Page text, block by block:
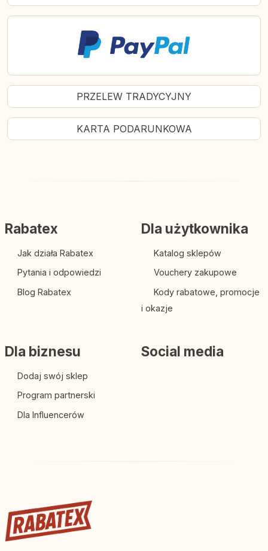
PRZELEW TRADYCYJNY
KARTA PODARUNKOWA
Rabatex
Jak działa Rabatex
Pytania i odpowiedzi
Blog Rabatex
Dla użytkownika
Katalog sklepów
Vouchery zakupowe
Kody rabatowe, promocje
i okazje
Dla biznesu
Dodaj swój sklep
Program partnerski
Dla Influencerów
Social media